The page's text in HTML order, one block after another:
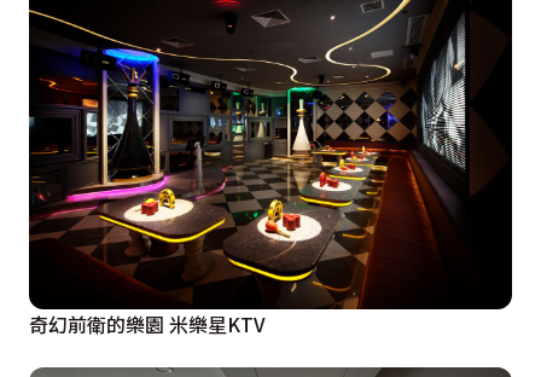
奇幻前衛的樂園 米樂星KTV